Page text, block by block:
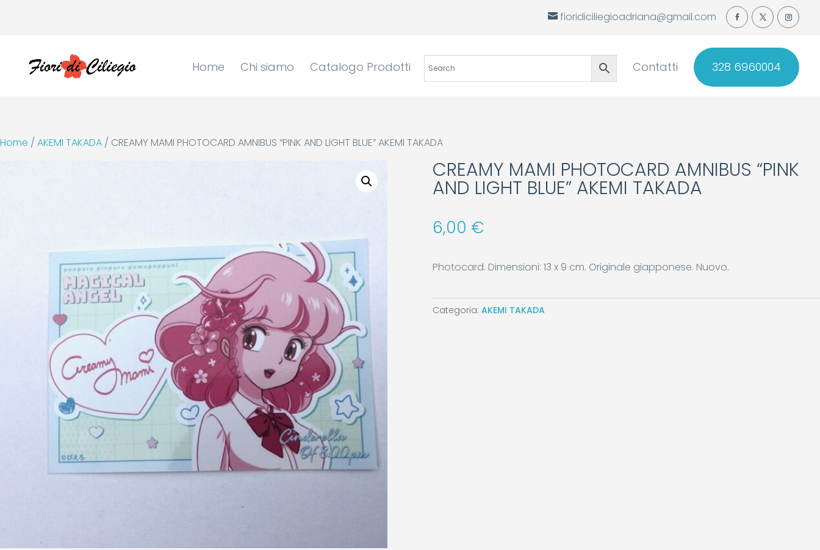
fioridiciliegioadriana@gmail.com
Home Chi siamo Catalogo Prodotti Contatti 328 6960004
Home / AKEMI TAKADA / CREAMY MAMI PHOTOCARD AMNIBUS “PINK AND LIGHT BLUE” AKEMI TAKADA
CREAMY MAMI PHOTOCARD AMNIBUS “PINK
AND LIGHT BLUE” AKEMI TAKADA
6,00 €
Photocard. Dimensioni: 13 x 9 cm. Originale giapponese. Nuovo.
Categoria: AKEMI TAKADA